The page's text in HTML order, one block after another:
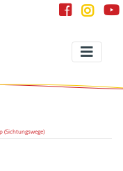
(Sichtungswege)